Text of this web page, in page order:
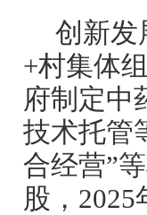
创新发
+村集体
府制定中
技术托管
合经营”
股，